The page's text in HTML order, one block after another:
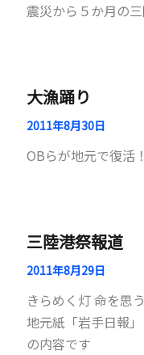
震災から５か月の
大漁踊り
2011年8月30日
OBらが地元で復活！
三陸港祭報道
2011年8月29日
きらめく灯 命を思
地元紙「岩手日報
の内容です